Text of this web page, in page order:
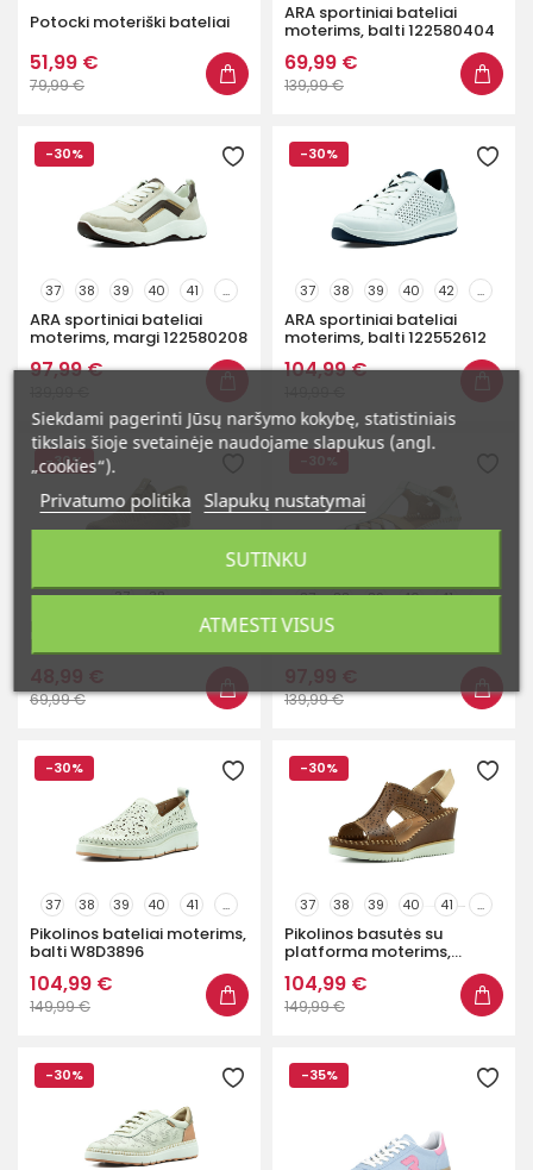
Potocki moteriški bateliai
51,99 €
79,99 €
ARA sportiniai bateliai
moterims, balti 122580404
69,99 €
139,99 €
-30%
37 38 39 40 41 ...
ARA sportiniai bateliai
moterims, margi 122580208
97,99 €
-30%
37 38 39 40 42 ...
ARA sportiniai bateliai
moterims, balti 122552612
104,99 €
-30%
37 38
Potocki moteriški sportiniai
69,99 €
37 38 39 40 41 ...
Pikolinos basutės
W8K0705C1
139,99 €
-30%
37 38 39 40 41 ...
Pikolinos bateliai moterims,
balti W8D3896
104,99 €
149,99 €
-30%
37 38 39 40 41 ...
Pikolinos basutės su
platforma moterims,
104,99 €
149,99 €
-30% -35%
Siekdami pagerinti Jūsų naršymo kokybę, statistiniais
tikslais šioje svetainėje naudojame slapukus (angl.
„cookies“).
Privatumo politika Slapukų nustatymai
ATMESTI VISUS
SUTINKU